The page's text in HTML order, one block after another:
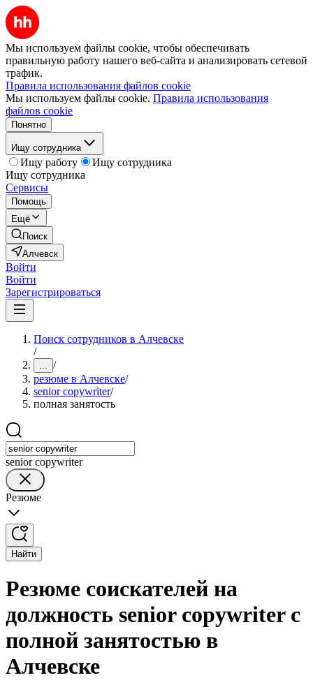
Мы используем файлы cookie, чтобы обеспечивать
правильную работу нашего веб-сайта и анализировать сетевой
трафик.
Правила использования файлов cookie
Мы используем файлы cookie. Правила использования
файлов cookie
Понятно
Ищу сотрудника
Ищу работу
Ищу сотрудника
Ищу сотрудника
Сервисы
Помощь
Ещё
Поиск
Алчевск
Войти
Войти
Зарегистрироваться
Поиск сотрудников в Алчевске
/
... /
резюме в Алчевске/
senior copywriter/
полная занятость
senior copywriter
Резюме
Найти
Резюме соискателей на
должность senior copywriter с
полной занятостью в
Алчевске